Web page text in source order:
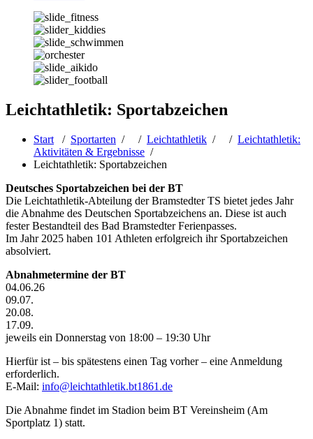
Leichtathletik: Sportabzeichen
Start / Sportarten / / Leichtathletik / / Leichtathletik:
Aktivitäten & Ergebnisse /
Leichtathletik: Sportabzeichen
Deutsches Sportabzeichen bei der BT
Die Leichtathletik-Abteilung der Bramstedter TS bietet jedes Jahr
die Abnahme des Deutschen Sportabzeichens an. Diese ist auch
fester Bestandteil des Bad Bramstedter Ferienpasses.
Im Jahr 2025 haben 101 Athleten erfolgreich ihr Sportabzeichen
absolviert.
Abnahmetermine der BT
04.06.26
09.07.
20.08.
17.09.
jeweils ein Donnerstag von 18:00 – 19:30 Uhr
Hierfür ist – bis spätestens einen Tag vorher – eine Anmeldung
erforderlich.
E-Mail: info@leichtathletik.bt1861.de
Die Abnahme findet im Stadion beim BT Vereinsheim (Am
Sportplatz 1) statt.